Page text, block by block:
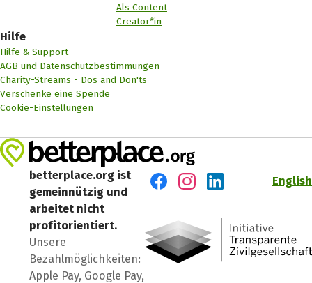
Als Content
Creator*in
Hilfe
Hilfe & Support
AGB und Datenschutzbestimmungen
Charity-Streams - Dos and Don'ts
Verschenke eine Spende
Cookie-Einstellungen
betterplace.org ist
gemeinnützig und
arbeitet nicht
profitorientiert.
Unsere
Bezahlmöglichkeiten:
Apple Pay, Google Pay,
English